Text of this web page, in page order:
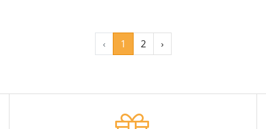
‹ 1 2 ›